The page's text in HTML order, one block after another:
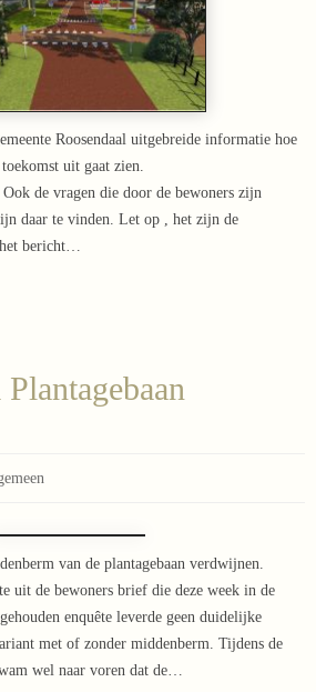
Roosendaal uitgebreide informatie hoe
uit gaat zien.
de vragen die door de bewoners zijn
daar te vinden. Let op , het zijn de
het bericht…
van de plantagebaan verdwijnen.
uit de bewoners brief die deze week in de
enquête leverde geen duidelijke
met of zonder middenberm. Tijdens de
wel naar voren dat de…